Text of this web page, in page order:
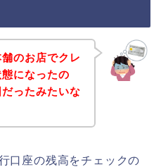
のお店でクレ
になったの
ったみたいな
口座の残高をチェックの